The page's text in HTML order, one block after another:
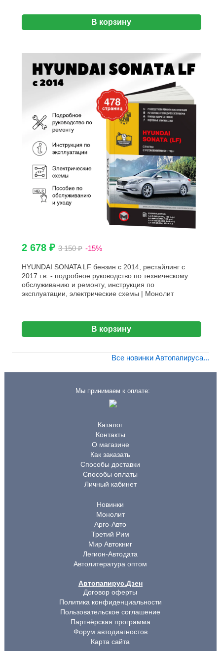
В корзину
2 678 ₽ 3 150 ₽ -15%
HYUNDAI SONATA LF бензин с 2014, рестайлинг с
2017 г.в. - подробное руководство по техническому
обслуживанию и ремонту, инструкция по
эксплуатации, электрические схемы | Монолит
В корзину
Все новинки Автопапируса...
Мы принимаем к оплате:
Каталог
Контакты
О магазине
Как заказать
Способы доставки
Способы оплаты
Личный кабинет
Новинки
Монолит
Арго-Авто
Третий Рим
Мир Автокниг
Легион-Автодата
Автолитература оптом
Автопапирус.Дзен
Договор оферты
Политика конфиденциальности
Пользовательское соглашение
Партнёрская программа
Форум автодиагностов
Карта сайта